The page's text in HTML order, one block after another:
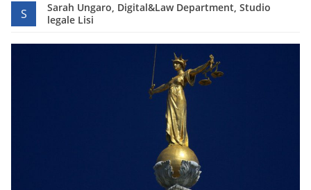
S
Sarah Ungaro, Digital&Law Department, Studio
legale Lisi